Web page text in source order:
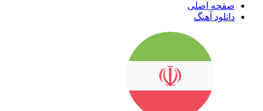
صفحه اصلی
دانلود آهنگ